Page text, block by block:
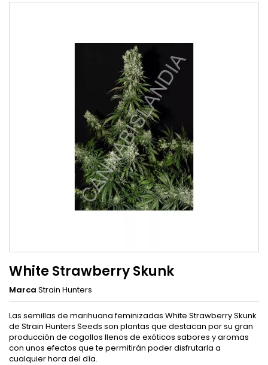
White Strawberry Skunk
Marca Strain Hunters
Las semillas de marihuana feminizadas White Strawberry Skunk
de Strain Hunters Seeds son plantas que destacan por su gran
producción de cogollos llenos de exóticos sabores y aromas
con unos efectos que te permitirán poder disfrutarla a
cualquier hora del día.